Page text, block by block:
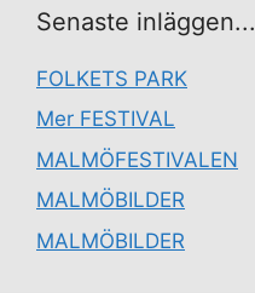
Senaste inläggen...
FOLKETS PARK
Mer FESTIVAL
MALMÖFESTIVALEN
MALMÖBILDER
MALMÖBILDER